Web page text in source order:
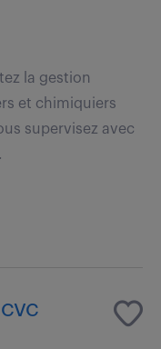
la gestion
et chimiquiers
supervisez avec